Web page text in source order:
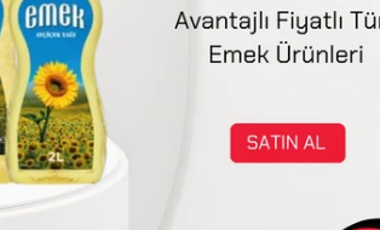
Barkod : 86919470
Tedarikçi : Netsis
₺220,00
AD